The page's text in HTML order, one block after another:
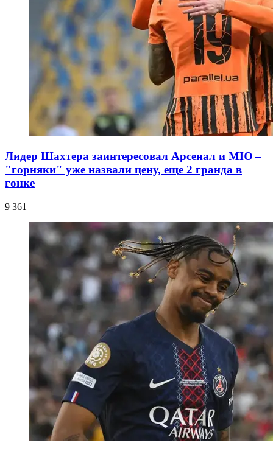
Лидер Шахтера заинтересовал Арсенал и МЮ –
"горняки" уже назвали цену, еще 2 гранда в
гонке
9 361